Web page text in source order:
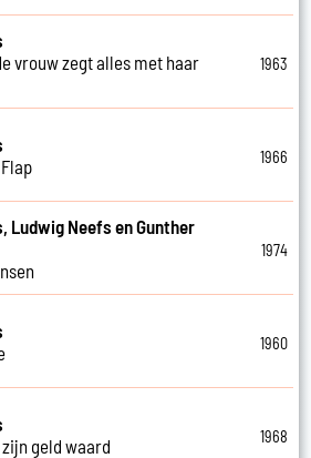
vrouw zegt alles met haar
1963
1966
Ludwig Neefs en Gunther
1974
1960
geld waard
1968